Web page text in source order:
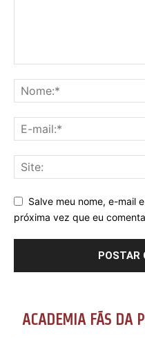
Salve meu nome, e-mail
próxima vez que eu
ACADEMIA FÃS DA